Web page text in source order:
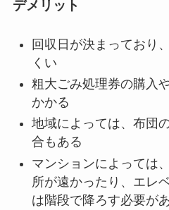
デメリット
回収日が決まっており
くい
粗大ごみ処理券の購入
かかる
地域によっては、布団
合もある
マンションによっては
所が遠かったり、エレ
は階段で降ろす必要が